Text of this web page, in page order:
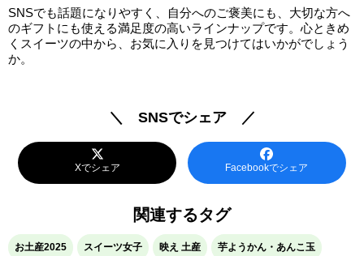
SNSでも話題になりやすく、自分へのご褒美にも、大切な方へ
のギフトにも使える満足度の高いラインナップです。心ときめ
くスイーツの中から、お気に入りを見つけてはいかがでしょう
か。
＼ SNSでシェア ／
Xでシェア Facebookでシェア
関連するタグ
お土産2025 スイーツ女子 映え 土産 芋ようかん・あんこ玉